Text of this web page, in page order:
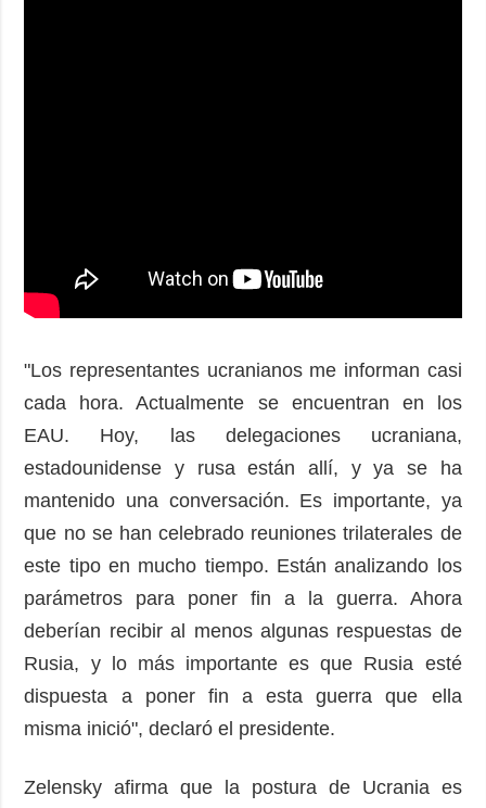
"Los representantes ucranianos me informan casi
cada hora. Actualmente se encuentran en los
EAU. Hoy, las delegaciones ucraniana,
estadounidense y rusa están allí, y ya se ha
mantenido una conversación. Es importante, ya
que no se han celebrado reuniones trilaterales de
este tipo en mucho tiempo. Están analizando los
parámetros para poner fin a la guerra. Ahora
deberían recibir al menos algunas respuestas de
Rusia, y lo más importante es que Rusia esté
dispuesta a poner fin a esta guerra que ella
misma inició", declaró el presidente.
Zelensky afirma que la postura de Ucrania es